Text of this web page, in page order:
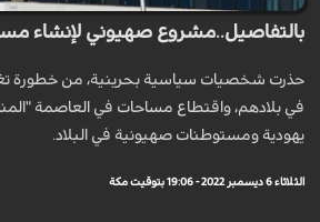
بالتفاصيل..مشروع صهيوني لإنشاء
حذرت شخصيات سياسية بحرينية، من خطورة
في بلادهم، واقتطاع ‏مساحات في العاصمة
يهودية ومستوطنات صهيونية في البلاد. ‏
الثلاثاء 6 ديسمبر 2022 - 19:06 بتوقيت مكة